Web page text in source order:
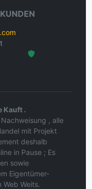
Kauft .
, alle
mit Projekt
deshalb
in Pause ; Es
sowie
Eigentümer-
Weits.